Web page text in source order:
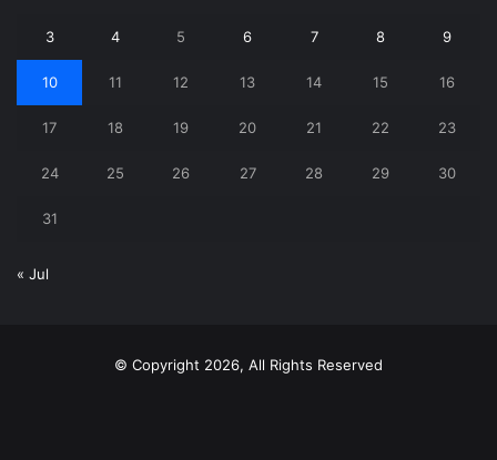
3 4 5 6 7 8 9
10 11 12 13 14 15 16
17 18 19 20 21 22 23
24 25 26 27 28 29 30
31
« Jul
© Copyright 2026, All Rights Reserved